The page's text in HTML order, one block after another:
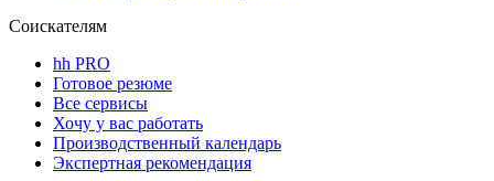
Соискателям
hh PRO
Готовое резюме
Все сервисы
Хочу у вас работать
Производственный календарь
Экспертная рекомендация